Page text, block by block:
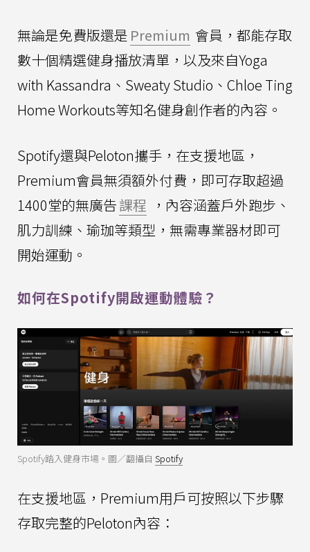
無論是免費版還是 Premium 會員，都能存取
數十個精選健身播放清單，以及來自Yoga
with Kassandra、Sweaty Studio、Chloe Ting
Home Workouts等知名健身創作者的內容。
Spotify還與Peloton攜手，在支援地區，
Premium會員無須額外付費，即可存取超過
1400堂的無廣告課程 ，內容涵蓋戶外跑步、
肌力訓練、瑜珈等類型，無需專業器材即可
開始運動。
如何在Spotify開啟運動體驗？
Spotify踏入健身市場。圖／翻攝自 Spotify
在支援地區，Premium用戶可按照以下步驟
存取完整的Peloton內容：